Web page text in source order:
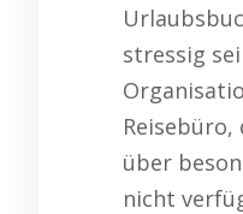
stressig
über
nicht